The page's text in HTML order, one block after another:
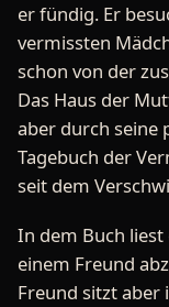
er fündig. Er
vermissten
schon von der
Das Haus der
aber durch seine
Tagebuch der
seit dem
In dem Buch liest
einem Freund
Freund sitzt aber